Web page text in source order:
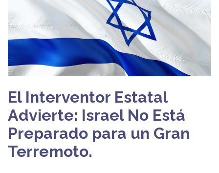
El Interventor Estatal
Advierte: Israel No Está
Preparado para un Gran
Terremoto.